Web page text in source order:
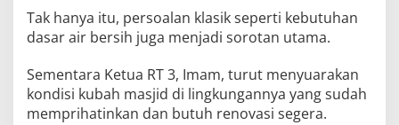
Tak hanya itu, persoalan klasik seperti kebutuhan
dasar air bersih juga menjadi sorotan utama.
Sementara Ketua RT 3, Imam, turut menyuarakan
kondisi kubah masjid di lingkungannya yang sudah
memprihatinkan dan butuh renovasi segera.